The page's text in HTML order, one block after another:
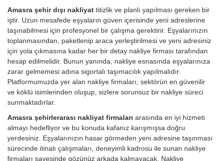
Amasra şehir dışı nakliyat titizlik ve planlı yapılması gereken bir
iştir. Uzun mesafede eşyaların güven içerisinde yeni adreslerine
taşınabilmesi için profesyonel bir çalışma gerektirir. Eşyalarınızın
toplanmasından, paketlenip araca yerleştirilmesi ve yeni adresiniz
için yola çıkmasına kadar her bir detay nakliye firması tarafından
hesap edilmelidir. Bunun yanında, nakliye esnasında eşyalarınıza
zarar gelmemesi adına sigortalı taşımacılık yapılmalıdır.
Platformumuzda yer alan nakliye firmaları, sektörün en güvenilir
ve köklü isimlerinden oluşup, sizlere sorunsuz bir nakliye süreci
sunmaktadırlar.
Amasra şehirlerarası nakliyat firmaları arasında en iyi hizmeti
almayı hedefliyor ve bu konuda kafanız karışmışsa doğru
yerdesiniz. Eşyalarınızın hasar görmeden yeni adresine taşınması
sürecinde itinalı çalışmaları, deneyimli kadrosu ile sunan nakliye
firmaları sayesinde gözünüz arkada kalmayacak. Nakliye